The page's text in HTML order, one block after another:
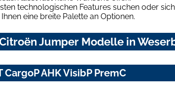
technologischen Features suchen oder
eine breite Palette an Optionen.
Jumper Modelle in
AHK VisibP PremC